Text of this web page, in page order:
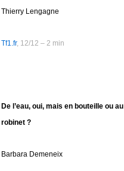
Thierry Lengagne
Tf1.fr, 12/12 – 2 min
De l’eau, oui, mais en bouteille ou au
robinet ?
Barbara Demeneix